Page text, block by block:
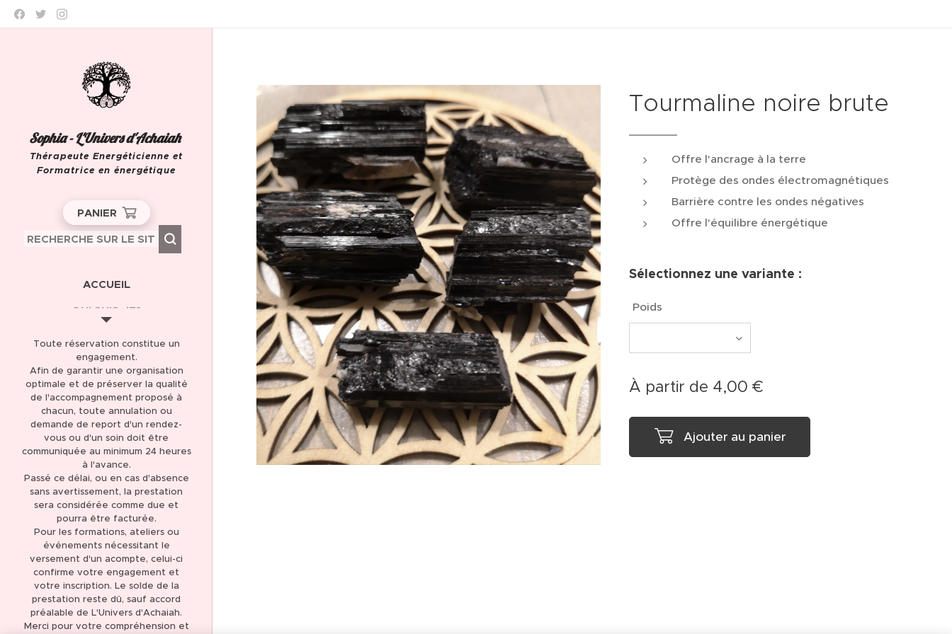
Sophia - L'Univers d'Achaiah
Thérapeute Energéticienne et
Formatrice en énergétique
PANIER
ACCUEIL
QUI SUIS-JE?
AVIS CLIENTS 5,0 *****
(137)
THÉRAPIE ET SOIN
ÉNERGÉTIQUE
LIBÉRATION DES
MÉMOIRES KARMIQUES
LIBÉRATION DES
MÉMOIRES
TRANSGÉNÉRATIONNELLES
FORMATION
MAGNÉTISME ET SOINS
ÉNERGÉTIQUES
FORMATION
CANALISATION
BOUTIQUE EN LIGNE
Tourmaline noire brute
Offre l'ancrage à la terre
Protège des ondes électromagnétiques
Barrière contre les ondes négatives
Offre l'équilibre énergétique
Sélectionnez une variante :
Poids
À partir de 4,00 €
Ajouter au panier
Toute réservation constitue un
engagement.
Afin de garantir une organisation
optimale et de préserver la qualité
de l'accompagnement proposé à
chacun, toute annulation ou
demande de report d'un rendez-
vous ou d'un soin doit être
communiquée au minimum 24 heures
à l'avance.
Passé ce délai, ou en cas d'absence
sans avertissement, la prestation
sera considérée comme due et
pourra être facturée.
Pour les formations, ateliers ou
événements nécessitant le
versement d'un acompte, celui-ci
confirme votre engagement et
votre inscription. Le solde de la
prestation reste dû, sauf accord
préalable de L'Univers d'Achaiah.
Merci pour votre compréhension et